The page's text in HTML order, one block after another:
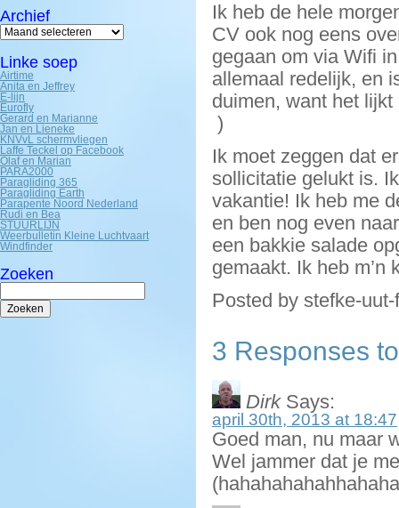
Archief
Archief
Linke soep
Airtime
Anita en Jeffrey
E-lijn
Eurofly
Gerard en Marianne
Jan en Lieneke
KNVvL schermvliegen
Laffe Teckel op Facebook
Olaf en Marian
PARA2000
Paragliding 365
Paragliding Earth
Parapente Noord Nederland
Rudi en Bea
STUURLIJN
Weerbulletin Kleine Luchtvaart
Windfinder
Zoeken
Zoeken
naar:
Ik heb de hele
CV ook nog eens
gegaan om via Wifi
allemaal redelijk, en
duimen, want het
)
Ik moet zeggen dat
sollicitatie gelukt is.
vakantie! Ik heb me
en ben nog even
een bakkie salade
gemaakt. Ik heb m’n
Posted by stefke-
3 Responses
DirkSays:
april 30th, 2013 at 18:47
Goed man, nu maar
Wel jammer dat je